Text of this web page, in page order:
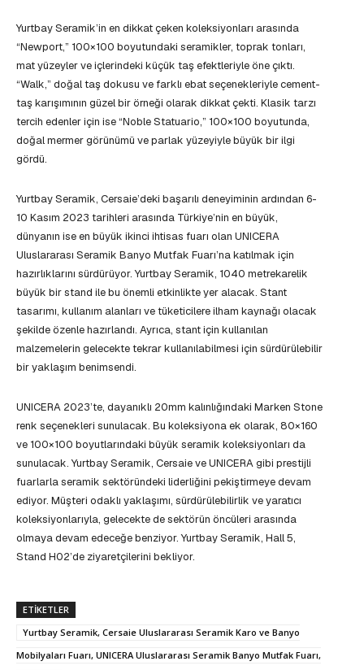
Yurtbay Seramik’in en dikkat çeken koleksiyonları arasında
“Newport,” 100×100 boyutundaki seramikler, toprak tonları,
mat yüzeyler ve içlerindeki küçük taş efektleriyle öne çıktı.
“Walk,” doğal taş dokusu ve farklı ebat seçenekleriyle cement-
taş karışımının güzel bir örneği olarak dikkat çekti. Klasik tarzı
tercih edenler için ise “Noble Statuario,” 100×100 boyutunda,
doğal mermer görünümü ve parlak yüzeyiyle büyük bir ilgi
gördü.
Yurtbay Seramik, Cersaie’deki başarılı deneyiminin ardından 6-
10 Kasım 2023 tarihleri arasında Türkiye’nin en büyük,
dünyanın ise en büyük ikinci ihtisas fuarı olan UNICERA
Uluslararası Seramik Banyo Mutfak Fuarı’na katılmak için
hazırlıklarını sürdürüyor. Yurtbay Seramik, 1040 metrekarelik
büyük bir stand ile bu önemli etkinlikte yer alacak. Stant
tasarımı, kullanım alanları ve tüketicilere ilham kaynağı olacak
şekilde özenle hazırlandı. Ayrıca, stant için kullanılan
malzemelerin gelecekte tekrar kullanılabilmesi için sürdürülebilir
bir yaklaşım benimsendi.
UNICERA 2023’te, dayanıklı 20mm kalınlığındaki Marken Stone
renk seçenekleri sunulacak. Bu koleksiyona ek olarak, 80×160
ve 100×100 boyutlarındaki büyük seramik koleksiyonları da
sunulacak. Yurtbay Seramik, Cersaie ve UNICERA gibi prestijli
fuarlarla seramik sektöründeki liderliğini pekiştirmeye devam
ediyor. Müşteri odaklı yaklaşımı, sürdürülebilirlik ve yaratıcı
koleksiyonlarıyla, gelecekte de sektörün öncüleri arasında
olmaya devam edeceğe benziyor. Yurtbay Seramik, Hall 5,
Stand H02’de ziyaretçilerini bekliyor.
ETIKETLER
Yurtbay Seramik, Cersaie Uluslararası Seramik Karo ve Banyo
Mobilyaları Fuarı, UNICERA Uluslararası Seramik Banyo Mutfak Fuarı,